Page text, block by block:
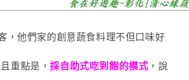
，他們家的創意蔬食料理不但口味好
且重點是 ，採自助式吃到飽的模式 ，說